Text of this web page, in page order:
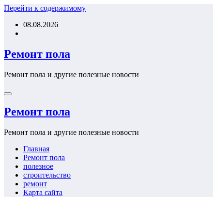
Перейти к содержимому
08.08.2026
Ремонт пола
Ремонт пола и другие полезные новости
Ремонт пола
Ремонт пола и другие полезные новости
Главная
Ремонт пола
полезное
строительство
ремонт
Карта сайта